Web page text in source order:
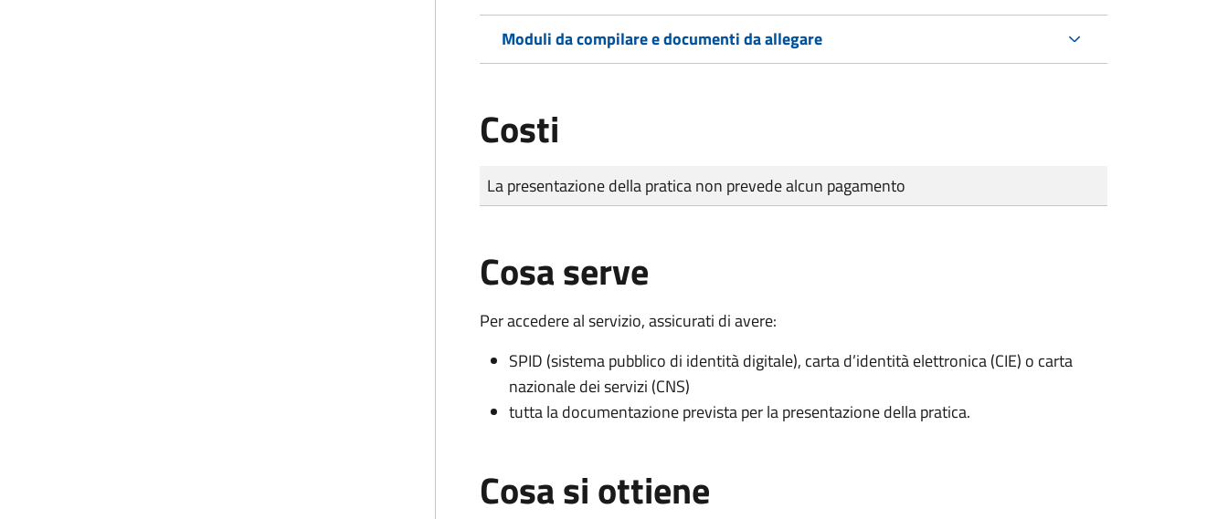
Moduli da compilare e documenti da allegare
Costi
Tipo di pagamento
Importo
La presentazione della pratica non prevede alcun pagamento
Cosa serve
Per accedere al servizio, assicurati di avere:
SPID (sistema pubblico di identità digitale), carta d’identità elettronica (CIE) o carta
nazionale dei servizi (CNS)
tutta la documentazione prevista per la presentazione della pratica.
Cosa si ottiene